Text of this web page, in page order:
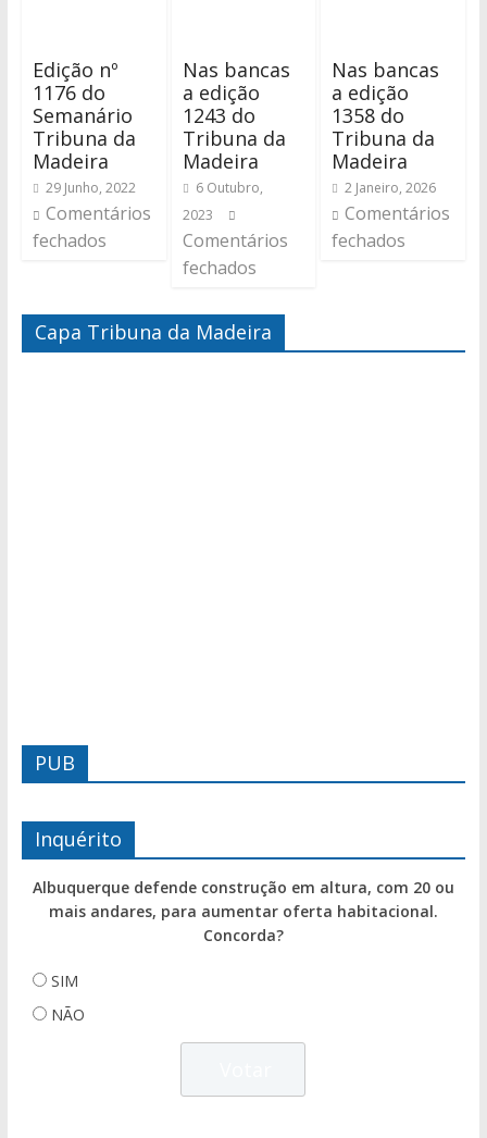
Edição nº
1176 do
Semanário
Tribuna da
Madeira
29 Junho, 2022
Comentários
fechados
Nas bancas
a edição
1243 do
Tribuna da
Madeira
6 Outubro,
2023
Comentários
fechados
Nas bancas
a edição
1358 do
Tribuna da
Madeira
2 Janeiro, 2026
Comentários
fechados
Capa Tribuna da Madeira
PUB
Inquérito
Albuquerque defende construção em altura, com 20 ou
mais andares, para aumentar oferta habitacional.
Concorda?
SIM
NÃO